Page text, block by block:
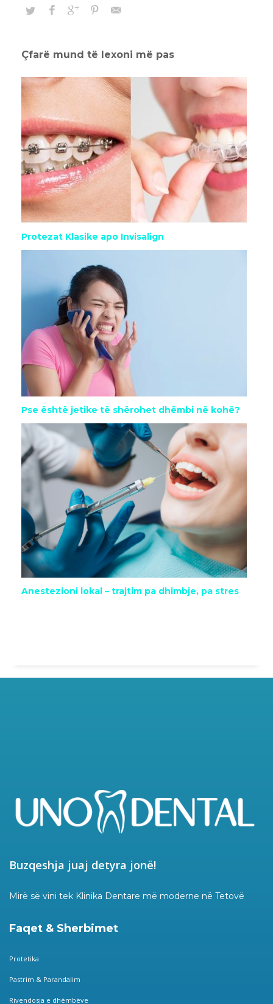
Çfarë mund të lexoni më pas
Protezat Klasike apo Invisalign
Pse është jetike të shërohet dhëmbi në kohë?
Anestezioni lokal – trajtim pa dhimbje, pa stres
Buzqeshja juaj detyra jonë!
Mirë së vini tek Klinika Dentare më moderne në Tetovë
Faqet & Sherbimet
Protetika
Pastrim & Parandalim
Rivendosja e dhëmbëve